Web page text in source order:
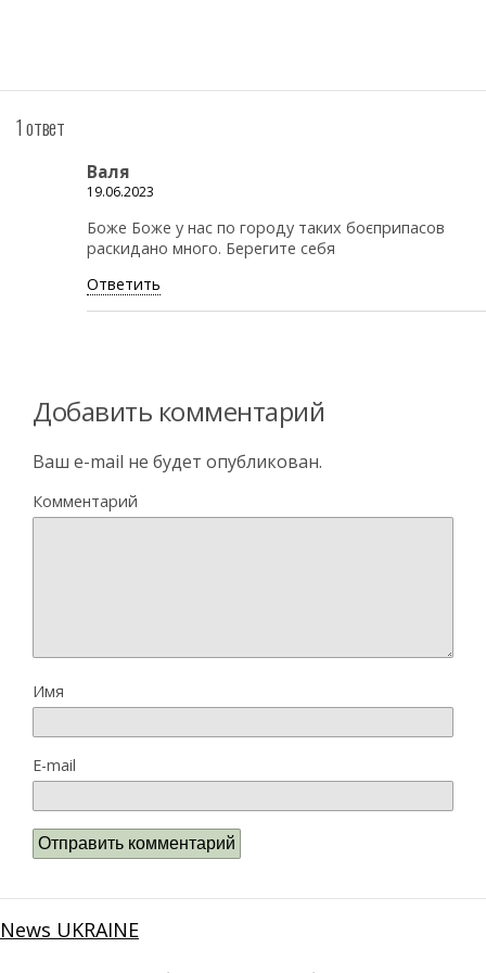
1 ответ
Валя
19.06.2023
Боже Боже у нас по городу таких боєприпасов
раскидано много. Берегите себя
Ответить
Добавить комментарий
Ваш e-mail не будет опубликован.
Комментарий
Имя
E-mail
News UKRAINE